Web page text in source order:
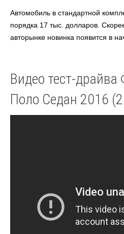
Автомобиль в стандартной
порядка 17 тыс. долларов.
авторынке новинка появится в
Видео тест-драйва
Поло Седан 2016